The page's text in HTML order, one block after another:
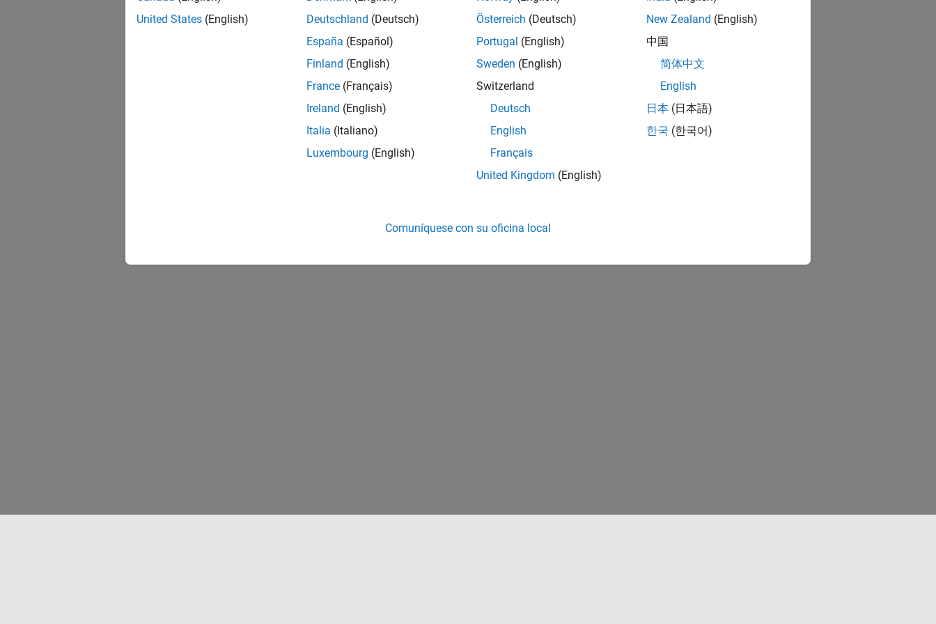
United States (English)
Deutschland (Deutsch)
España (Español)
Finland (English)
France (Français)
Ireland (English)
Italia (Italiano)
Luxembourg (English)
Österreich (Deutsch)
Portugal (English)
Sweden (English)
Switzerland
Deutsch
English
Français
United Kingdom (English)
New Zealand (English)
中国
简体中文
English
日本 (日本語)
한국 (한국어)
Comuníquese con su oficina local